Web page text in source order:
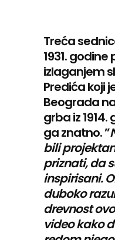
Treća
1931. godine
izlaganjem
Predića koji
Beograda
grba iz
ga znatno. ”
bili
priznati, da
inspirisani.
duboko
drevnost
video kako